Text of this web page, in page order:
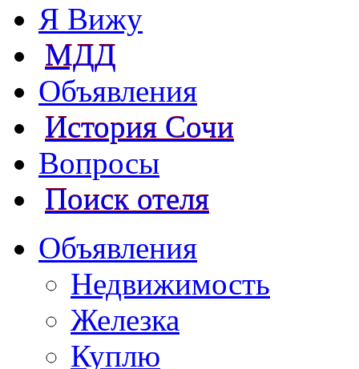
Я Вижу
МДД
Объявления
История Сочи
Вопросы
Поиск отеля
Объявления
Недвижимость
Железка
Куплю